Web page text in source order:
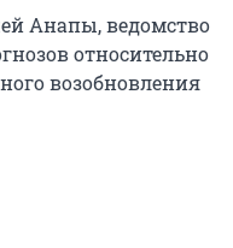
Анапы, ведомство
относительно
возобновления